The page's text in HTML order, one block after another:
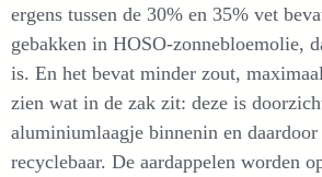
ergens tussen de 30% en 35% vet
gebakken in HOSO-zonnebloemolie,
is. En het bevat minder zout,
zien wat in de zak zit: deze is
aluminiumlaagje binnenin en
recyclebaar. De aardappelen worden